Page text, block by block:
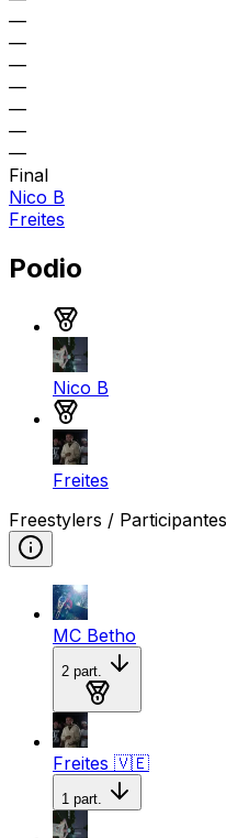
—
—
—
—
—
—
—
Final
Nico B
Freites
Podio
Nico B
Freites
Freestylers / Participantes
MC Betho
2 part.
Medalla de oro
Freites 🇻🇪
1 part.